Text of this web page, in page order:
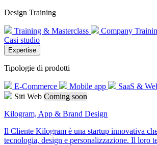
Design Training
Training & Masterclass Company
Casi studio
Expertise
Tipologie di prodotti
E-Commerce Mobile app SaaS &
Siti Web Coming soon
Kilogram, App & Brand Design
Il Cliente Kilogram è una startup innovativa
tecnologia, design e personalizzazione. Il loro